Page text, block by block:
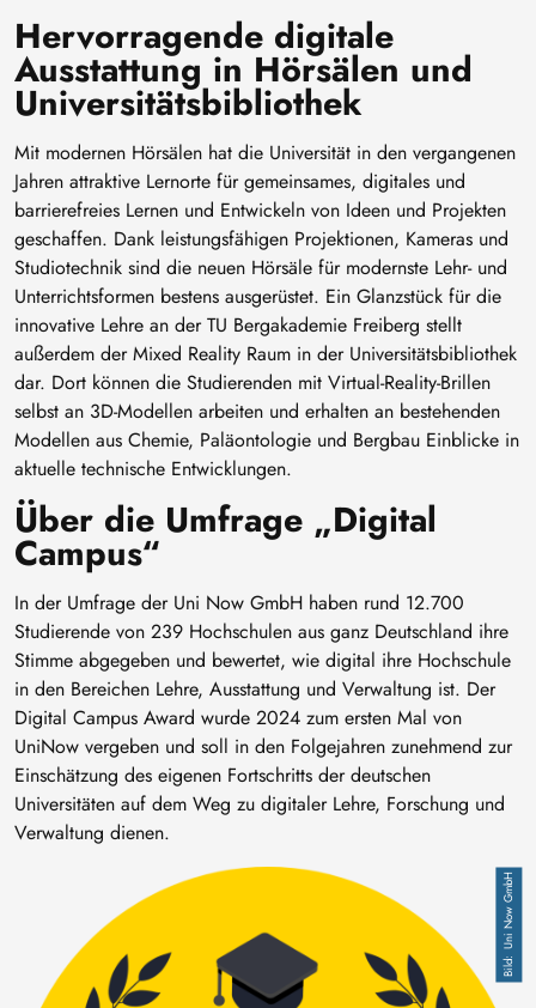
Uni Now GmbH
Hervorragende digitale
Ausstattung in Hörsälen und
Universitätsbibliothek
Mit modernen Hörsälen hat die Universität in den vergangenen
Jahren attraktive Lernorte für gemeinsames, digitales und
barrierefreies Lernen und Entwickeln von Ideen und Projekten
geschaffen. Dank leistungsfähigen Projektionen, Kameras und
Studiotechnik sind die neuen Hörsäle für modernste Lehr- und
Unterrichtsformen bestens ausgerüstet. Ein Glanzstück für die
innovative Lehre an der TU Bergakademie Freiberg stellt
außerdem der Mixed Reality Raum in der Universitätsbibliothek
dar. Dort können die Studierenden mit Virtual-Reality-Brillen
selbst an 3D-Modellen arbeiten und erhalten an bestehenden
Modellen aus Chemie, Paläontologie und Bergbau Einblicke in
aktuelle technische Entwicklungen.
Über die Umfrage „Digital
Campus“
In der Umfrage der Uni Now GmbH haben rund 12.700
Studierende von 239 Hochschulen aus ganz Deutschland ihre
Stimme abgegeben und bewertet, wie digital ihre Hochschule
in den Bereichen Lehre, Ausstattung und Verwaltung ist. Der
Digital Campus Award wurde 2024 zum ersten Mal von
UniNow vergeben und soll in den Folgejahren zunehmend zur
Einschätzung des eigenen Fortschritts der deutschen
Universitäten auf dem Weg zu digitaler Lehre, Forschung und
Verwaltung dienen.